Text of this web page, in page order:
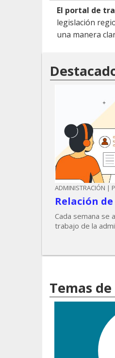
El portal de
legislación
una manera
ADMINISTRACIÓN |
Relación
Cada semana se
trabajo de la
Temas